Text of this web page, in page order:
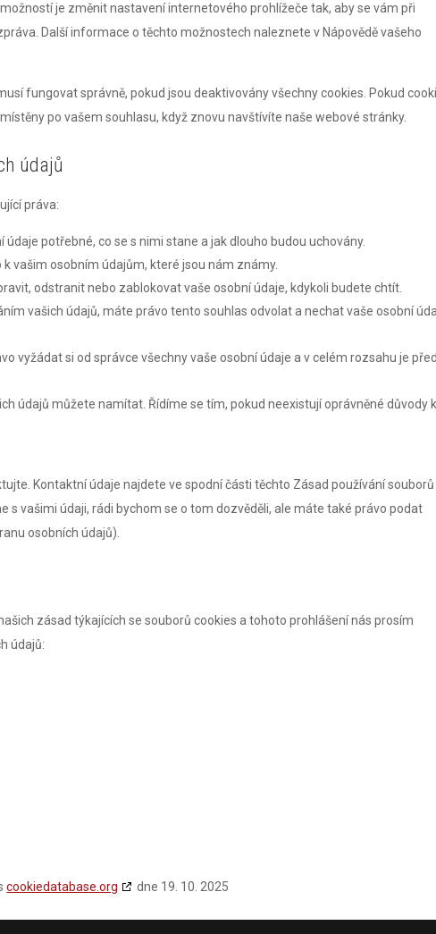
je změnit nastavení internetového prohlížeče tak, aby se vám při
Další informace o těchto možnostech naleznete v Nápovědě vašeho
fungovat správně, pokud jsou deaktivovány všechny cookies. Pokud
po vašem souhlasu, když znovu navštívíte naše webové stránky.
údajů
práva:
údaje potřebné, co se s nimi stane a jak dlouho budou uchovány.
vašim osobním údajům, které jsou nám známy.
odstranit nebo zablokovat vaše osobní údaje, kdykoli budete chtít.
vašich údajů, máte právo tento souhlas odvolat a nechat vaše osobní
vyžádat si od správce všechny vaše osobní údaje a v celém rozsahu je
údajů můžete namítat. Řídíme se tím, pokud neexistují oprávněné důvody
Kontaktní údaje najdete ve spodní části těchto Zásad používání souborů
s vašimi údaji, rádi bychom se o tom dozvěděli, ale máte také právo podat
osobních údajů).
zásad týkajících se souborů cookies a tohoto prohlášení nás prosím
údajů:
cookiedatabase.org dne 19. 10. 2025